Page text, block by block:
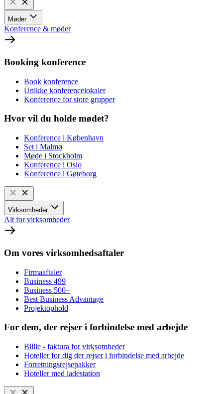
Møder
Konference & møder
Booking konference
Book konference
Unikke konferencelokaler
Konference for store grupper
Hvor vil du holde mødet?
Konference i København
Set i Malmø
Møde i Stockholm
Konference i Oslo
Konference i Gøteborg
Virksomheder
Alt for virksomheder
Om vores virksomhedsaftaler
Firmaaftaler
Business 499
Business 500+
Best Business Advantage
Projektophold
For dem, der rejser i forbindelse med arbejde
Billie - faktura for virksomheder
Hoteller for dig der rejser i forbindelse med arbejde
Forretningsrejsepakker
Hoteller med ladestation